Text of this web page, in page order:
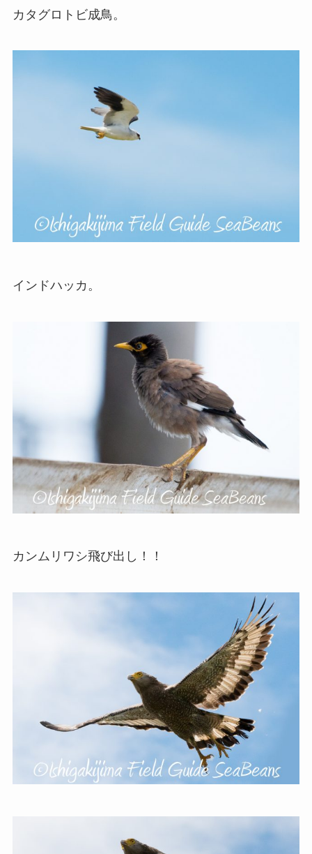
カタグロトビ成鳥。
インドハッカ。
カンムリワシ飛び出し！！